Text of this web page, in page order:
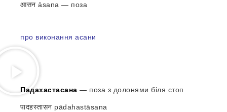
आसन āsana — поза
про виконання асани
Падахастасана — поза з долонями біля стоп
पादहस्तासन pādahastāsana